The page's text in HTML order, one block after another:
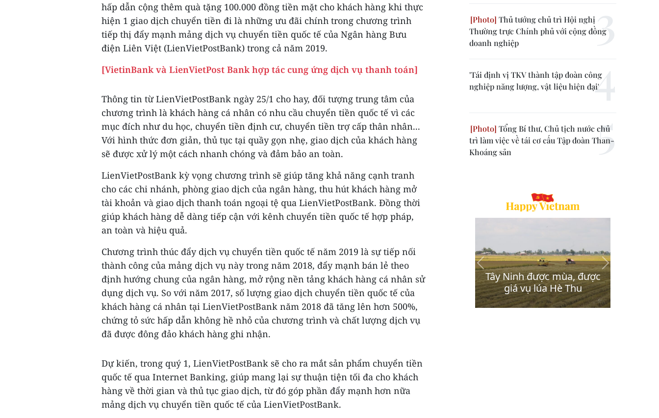
hấp dẫn cộng thêm quà tặng 100.000 đồng tiền mặt cho khách hàng khi thực
hiện 1 giao dịch chuyển tiền đi là những ưu đãi chính trong chương trình
tiếp thị đẩy mạnh mảng dịch vụ chuyển tiền quốc tế của Ngân hàng Bưu
điện Liên Việt (LienVietPostBank) trong cả năm 2019.
[VietinBank và LienVietPost Bank hợp tác cung ứng dịch vụ thanh toán]
Thông tin từ LienVietPostBank ngày 25/1 cho hay, đối tượng trung tâm của
chương trình là khách hàng cá nhân có nhu cầu chuyển tiền quốc tế vì các
mục đích như du học, chuyển tiền định cư, chuyển tiền trợ cấp thân nhân...
Với hình thức đơn giản, thủ tục tại quầy gọn nhẹ, giao dịch của khách hàng
sẽ được xử lý một cách nhanh chóng và đảm bảo an toàn.
LienVietPostBank kỳ vọng chương trình sẽ giúp tăng khả năng cạnh tranh
cho các chi nhánh, phòng giao dịch của ngân hàng, thu hút khách hàng mở
tài khoản và giao dịch thanh toán ngoại tệ qua LienVietPostBank. Đồng thời
giúp khách hàng dễ dàng tiếp cận với kênh chuyển tiền quốc tế hợp pháp,
an toàn và hiệu quả.
Chương trình thúc đẩy dịch vụ chuyển tiền quốc tế năm 2019 là sự tiếp nối
thành công của mảng dịch vụ này trong năm 2018, đẩy mạnh bán lẻ theo
định hướng chung của ngân hàng, mở rộng nền tảng khách hàng cá nhân sử
dụng dịch vụ. So với năm 2017, số lượng giao dịch chuyển tiền quốc tế của
khách hàng cá nhân tại LienVietPostBank năm 2018 đã tăng lên hơn 500%,
chứng tỏ sức hấp dẫn không hề nhỏ của chương trình và chất lượng dịch vụ
đã được đông đảo khách hàng ghi nhận.
Dự kiến, trong quý 1, LienVietPostBank sẽ cho ra mắt sản phẩm chuyển tiền
quốc tế qua Internet Banking, giúp mang lại sự thuận tiện tối đa cho khách
hàng về thời gian và thủ tục giao dịch, từ đó góp phần đẩy mạnh hơn nữa
mảng dịch vụ chuyển tiền quốc tế của LienVietPostBank.
Thủ tướng chủ trì Hội nghị
Thường trực Chính phủ với cộng đồng
doanh nghiệp
'Tái định vị TKV thành tập đoàn công
nghiệp năng lượng, vật liệu hiện đại'
Tổng Bí thư, Chủ tịch nước chủ
trì làm việc về tái cơ cấu Tập đoàn Than-
Khoáng sản